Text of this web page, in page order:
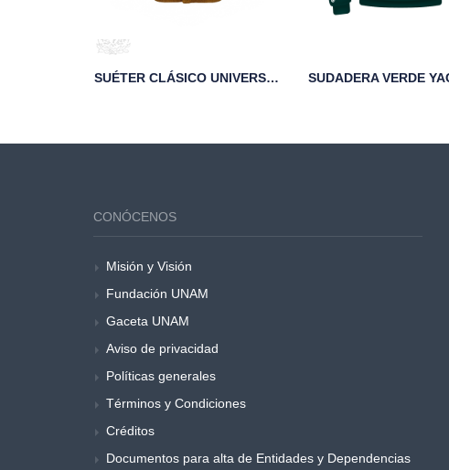
SUÉTER CLÁSICO UNIVERSITARIO ESCUDO UNAM DORADO
CONÓCENOS
Misión y Visión
Fundación UNAM
Gaceta UNAM
Aviso de privacidad
Políticas generales
Términos y Condiciones
Créditos
Documentos para alta de Entidades y Dependencias